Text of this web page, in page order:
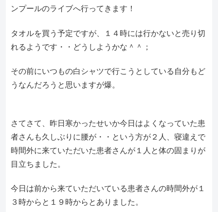
ンプールのライブへ行ってきます！
タオルを買う予定ですが、１４時には行かないと売り切
れるようです・・どうしようかな＾＾；
その前にいつもの白シャツで行こうとしている自分もど
うなんだろうと思いますが爆。
さてさて、昨日寒かったせいか今日はよくなっていた患
者さんも久しぶりに腰が・・という方が２人、寝違えで
時間外に来ていただいた患者さんが１人と体の固まりが
目立ちました。
今日は前から来ていただいている患者さんの時間外が１
３時からと１９時からとありました。